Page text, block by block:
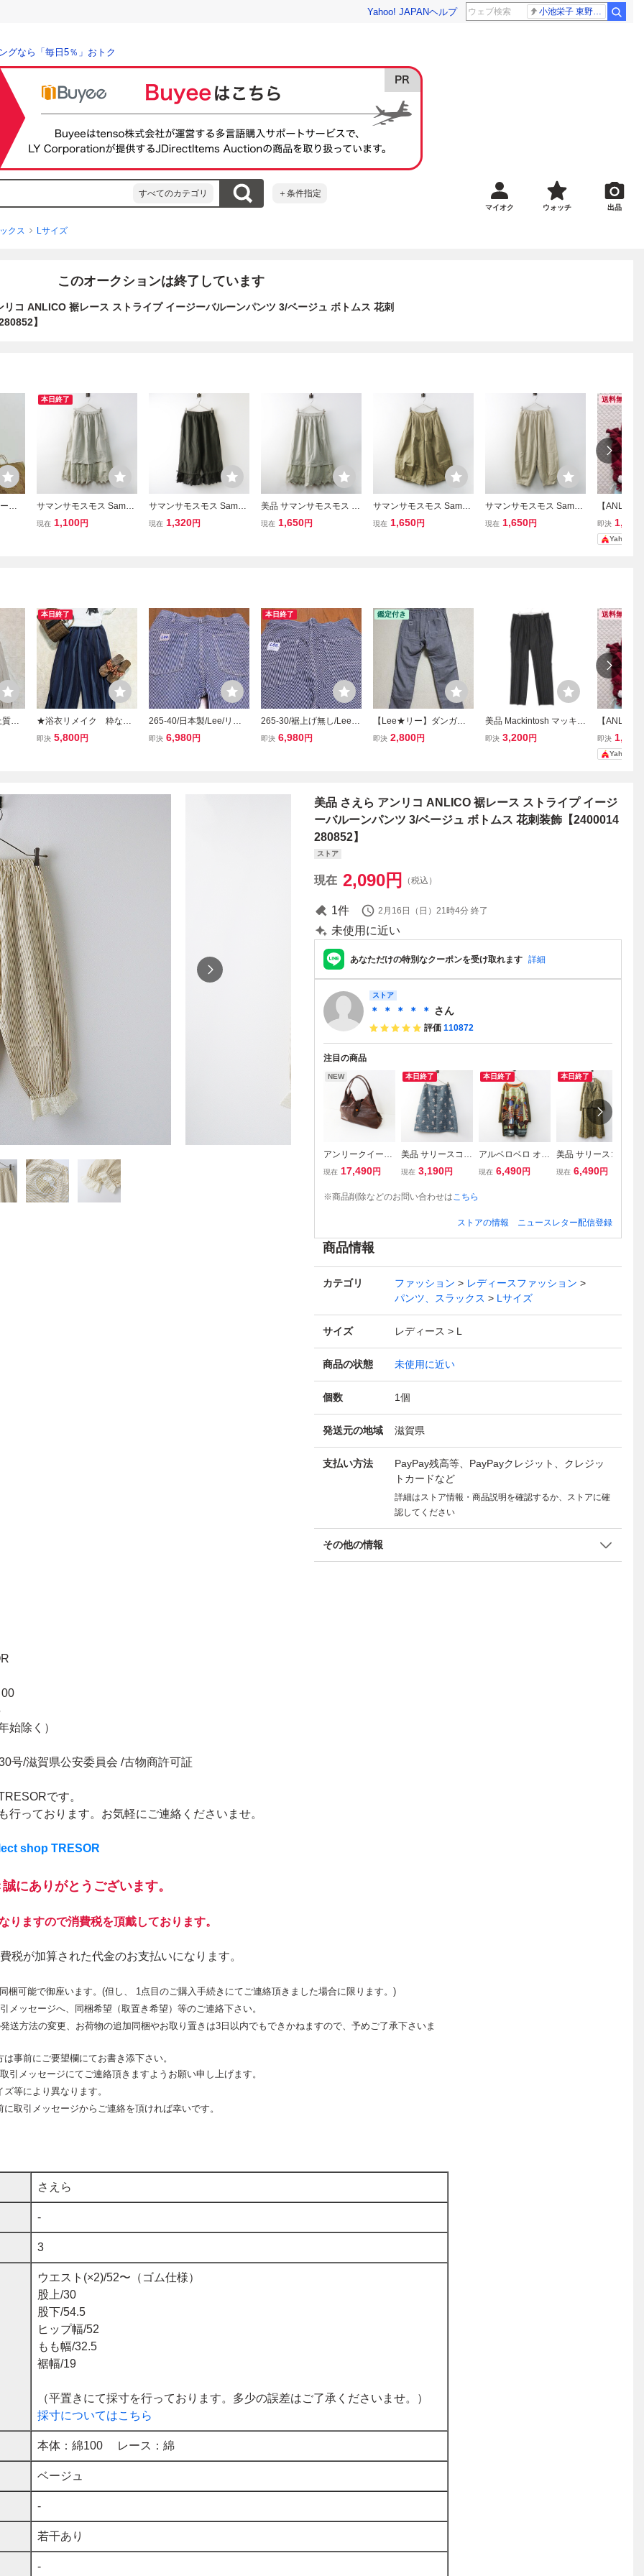
Yahoo! JAPANヘルプ 小池栄子 東野幸治
グなら「毎日5％」おトク
すべてのカテゴリ ＋条件指定
マイオク ウォッチ 出品
クス Lサイズ
このオークションは終了しています
リコ ANLICO 裾レース ストライプ イージーバルーンパンツ 3/ベージュ ボトムス 花刺
】
ズ
本日終了
サマンサモスモス Saman
sa Mos2 SM2 裾スカラッ
現在 1,100円
サマンサモスモス Saman
sa Mos2 裾レースパンツ
現在 1,320円
美品 サマンサモスモス S
amansa Mos2 SM2 裾ス
現在 1,650円
サマンサモスモス Saman
sa Mos2 SM2 サーカスパ
現在 1,650円
サマンサモスモス Saman
sa Mos2 SM2 ストライプ
現在 1,650円
送料無料
【ANLICO
リル装飾
えら
即決 1,810
Yahoo!フ
リ
本日終了
★浴衣リメイク 粋な間
道 ゆったりウエストゴ
即決 5,800円
265-40/日本製/Lee/リー/L
M4288/ユーズド加工/ヒッ
即決 6,980円
本日終了
265-30/裾上げ無し/Lee/
リー/LM0288/ヒッコリー
即決 6,980円
鑑定付き
【Lee★リー】ダンガリ
ーズイージーベイカーパ
即決 2,800円
美品 Mackintosh マッキン
トッシュ パンツ イージー
即決 3,200円
送料無料
【ANLICO
リル装飾
えら
即決 1,810
Yahoo!フ
美品 さえら アンリコ ANLICO 裾レース ストライプ イージ
ーバルーンパンツ 3/ベージュ ボトムス 花刺装飾【2400014
280852】
ストア
現在 2,090円 （税込）
1件 2月16日（日）21時4分 終了
未使用に近い
あなただけの特別なクーポンを受け取れます 詳細
ストア
＊ ＊ ＊ ＊ ＊ さん
評価 110872
注目の商品
NEW
アンリークイール
HENRY CUIR 犬
ドバッグ ブラウン
3】
現在 17,490円
本日終了
美品 サリースコッ
ト Sally Scott フラ
スカート 11 ブル
【240001512319
現在 3,190円
本日終了
アルベロベロ オレ
ボレブラ ALBERO
ック ワンピース
現在 6,490円
本日終了
美品 サリースコッ
ト Sally Scott ツイ
R ボトムス9 ベー
現在 6,490円
※商品削除などのお問い合わせはこちら
ストアの情報 ニュースレター配信登録
商品情報
カテゴリ ファッション
レディースファッション
パンツ、スラックス
Lサイズ
サイズ レディース L
商品の状態 未使用に近い
個数 1個
発送元の地域 滋賀県
支払い方法
PayPay残高等、PayPayクレジット、クレジッ
トカードなど
詳細はストア情報・商品説明を確認するか、ストアに確
認してください
その他の情報